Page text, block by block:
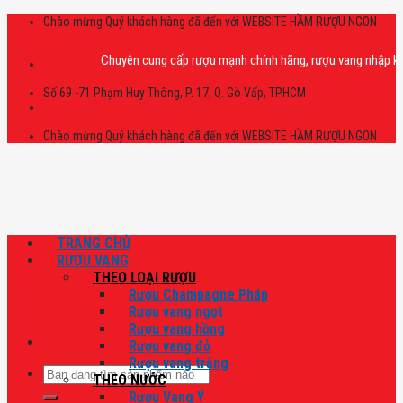
Skip
Chào mừng Quý khách hàng đã đến với WEBSITE HẦM RƯỢU NGON
Chuyên cung cấp rượu mạnh chính hãng, rượu vang nhập khẩu
Số 69 -71 Phạm Huy Thông, P. 17, Q. Gò Vấp, TPHCM
Chào mừng Quý khách hàng đã đến với WEBSITE HẦM RƯỢU NGON
Tìm
kiếm:
TRANG CHỦ
RƯỢU VANG
THEO LOẠI RƯỢU
Rượu Champagne Pháp
Rượu vang ngọt
Rượu vang hồng
Rượu vang đỏ
Rượu vang trắng
THEO NƯỚC
Rượu Vang Ý